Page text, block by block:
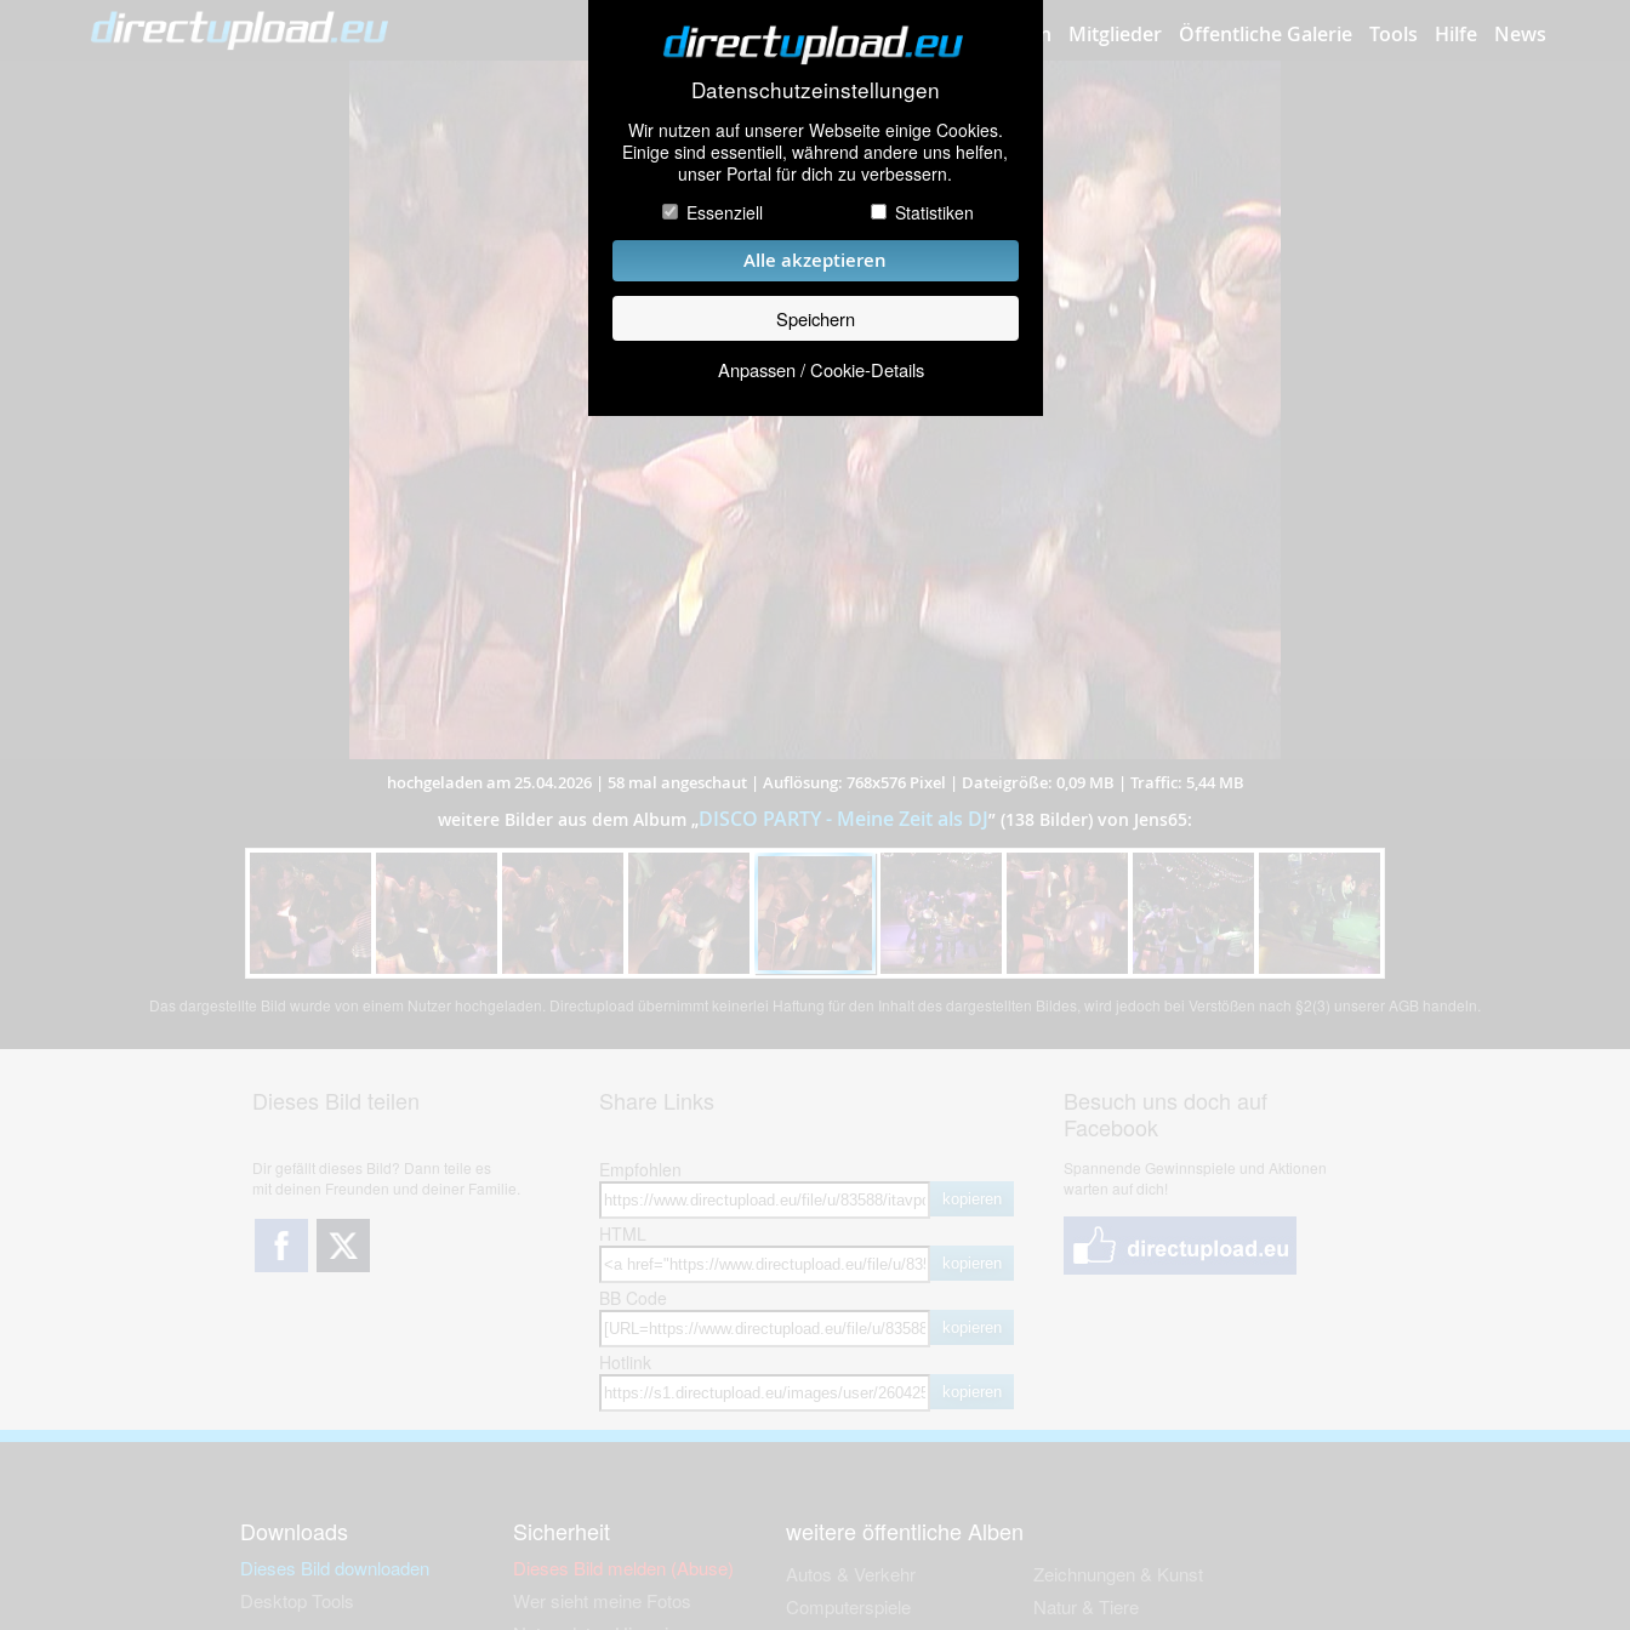
Datenschutzeinstellungen
Wir nutzen auf unserer Webseite einige Cookies.
Einige sind essentiell, während andere uns helfen,
unser Portal für dich zu verbessern.
Essenziell
Statistiken
Alle akzeptieren
Speichern
Anpassen / Cookie-Details
Bilder hochladen Mitglieder Öffentliche Galerie Tools Hilfe News
hochgeladen am 25.04.2026| 58 mal angeschaut| Auflösung: 768x576 Pixel | Dateigröße: 0,09 MB | Traffic: 5,44 MB
weitere Bilder aus dem Album „DISCO PARTY - Meine Zeit als DJ” (138 Bilder) von Jens65:
Das dargestellte Bild wurde von einem Nutzer hochgeladen. Directupload übernimmt keinerlei Haftung für den Inhalt des dargestellten Bildes, wird jedoch bei Verstößen nach §2(3) unserer AGB handeln.
Dieses Bild teilen
Dir gefällt dieses Bild? Dann teile es
mit deinen Freunden und deiner Familie.
Share Links
Empfohlen
kopieren
HTML
kopieren
BB Code
kopieren
Hotlink
kopieren
Besuch uns doch auf
Facebook
Spannende Gewinnspiele und Aktionen
warten auf dich!
Downloads
Dieses Bild downloaden
Sicherheit
Dieses Bild melden (Abuse)
weitere öffentliche Alben